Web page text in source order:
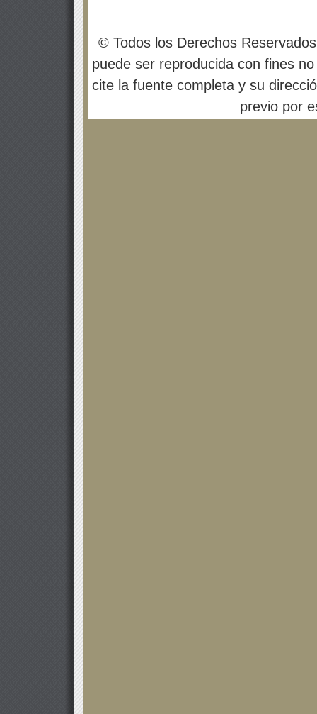
© Todos los Derechos
puede ser reproducida con fines
cite la fuente completa y su
previo por